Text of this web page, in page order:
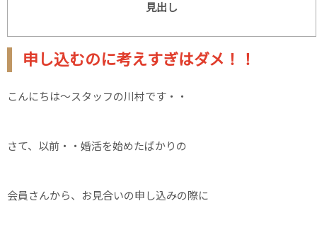
見出し
申し込むのに考えすぎはダメ！！
こんにちは～スタッフの川村です・・
さて、以前・・婚活を始めたばかりの
会員さんから、お見合いの申し込みの際に